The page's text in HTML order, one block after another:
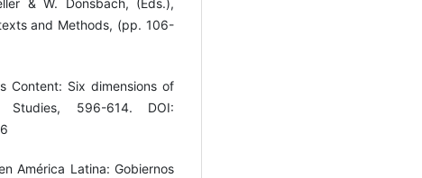
& W. Donsbach, (Eds.),
and Methods, (pp. 106-
Content: Six dimensions of
Studies, 596-614. DOI:
América Latina: Gobiernos